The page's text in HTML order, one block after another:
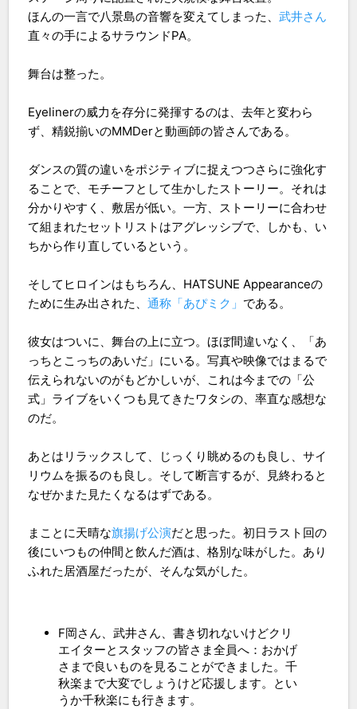
ほんの一言で八景島の音響を変えてしまった、武井さん
直々の手によるサラウンドPA。
舞台は整った。
Eyelinerの威力を存分に発揮するのは、去年と変わら
ず、精鋭揃いのMMDerと動画師の皆さんである。
ダンスの質の違いをポジティブに捉えつつさらに強化す
ることで、モチーフとして生かしたストーリー。それは
分かりやすく、敷居が低い。一方、ストーリーに合わせ
て組まれたセットリストはアグレッシブで、しかも、い
ちから作り直しているという。
そしてヒロインはもちろん、HATSUNE Appearanceの
ために生み出された、通称「あぴミク」 である。
彼女はついに、舞台の上に立つ。ほぼ間違いなく、「あ
っちとこっちのあいだ」にいる。写真や映像ではまるで
伝えられないのがもどかしいが、これは今までの「公
式」ライブをいくつも見てきたワタシの、率直な感想な
のだ。
あとはリラックスして、じっくり眺めるのも良し、サイ
リウムを振るのも良し。そして断言するが、見終わると
なぜかまた見たくなるはずである。
まことに天晴な旗揚げ公演だと思った。初日ラスト回の
後にいつもの仲間と飲んだ酒は、格別な味がした。あり
ふれた居酒屋だったが、そんな気がした。
F岡さん、武井さん、書き切れないけどクリ
エイターとスタッフの皆さま全員へ：おかげ
さまで良いものを見ることができました。千
秋楽まで大変でしょうけど応援します。とい
うか千秋楽にも行きます。